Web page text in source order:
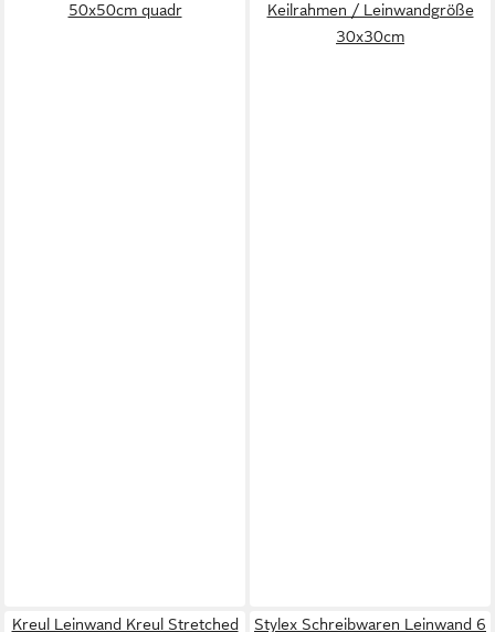
50x50cm quadr
Keilrahmen / Leinwandgröße
30x30cm
Kreul Leinwand Kreul Stretched
Stylex Schreibwaren Leinwand 6